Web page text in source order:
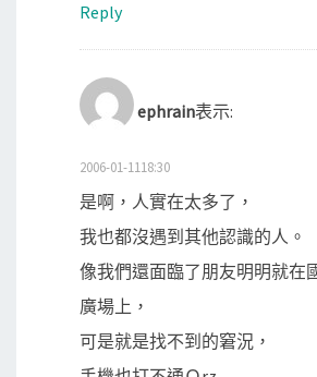
Reply
ephrain表示:
2006-01-1118:30
是啊，人實在太多了，
我也都沒遇到其他認識的人。
像我們還面臨了朋友明明就在
廣場上，
可是就是找不到的窘況，